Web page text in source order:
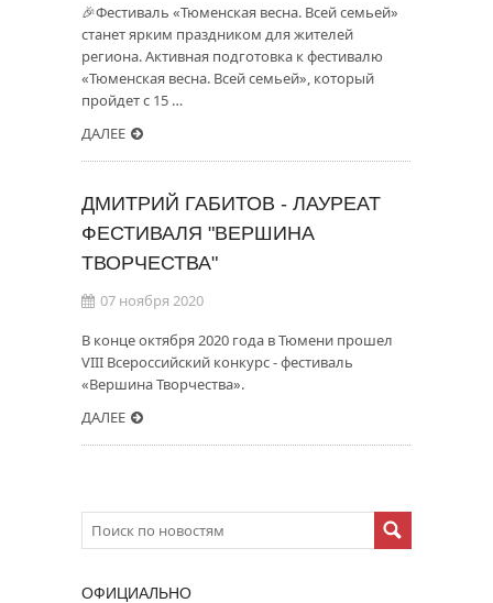
🎉Фестиваль «Тюменская весна. Всей семьей»
станет ярким праздником для жителей
региона. Активная подготовка к фестивалю
«Тюменская весна. Всей семьей», который
пройдет с 15 …
ДАЛЕЕ
ДМИТРИЙ ГАБИТОВ - ЛАУРЕАТ
ФЕСТИВАЛЯ "ВЕРШИНА
ТВОРЧЕСТВА"
07 ноября 2020
В конце октября 2020 года в Тюмени прошел
VIII Всероссийский конкурс - фестиваль
«Вершина Творчества».
ДАЛЕЕ
ОФИЦИАЛЬНО